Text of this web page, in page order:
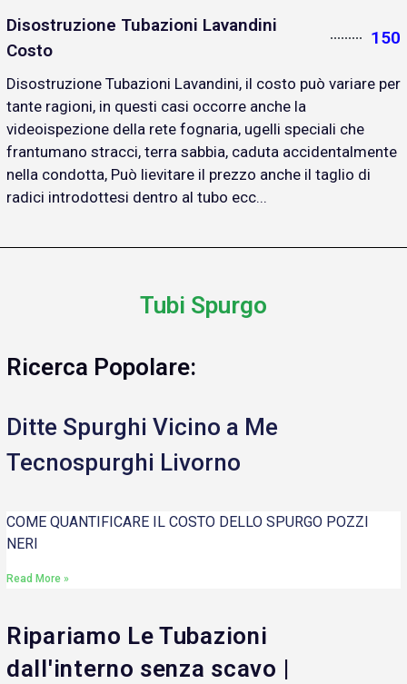
Disostruzione Tubazioni Lavandini
Costo
150
Disostruzione Tubazioni Lavandini, il costo può variare per
tante ragioni, in questi casi occorre anche la
videoispezione della rete fognaria, ugelli speciali che
frantumano stracci, terra sabbia, caduta accidentalmente
nella condotta, Può lievitare il prezzo anche il taglio di
radici introdottesi dentro al tubo ecc...
Tubi Spurgo
Ricerca Popolare:
Ditte Spurghi Vicino a Me
Tecnospurghi Livorno
COME QUANTIFICARE IL COSTO DELLO SPURGO POZZI
NERI
Read More »
Ripariamo Le Tubazioni
dall'interno senza scavo |